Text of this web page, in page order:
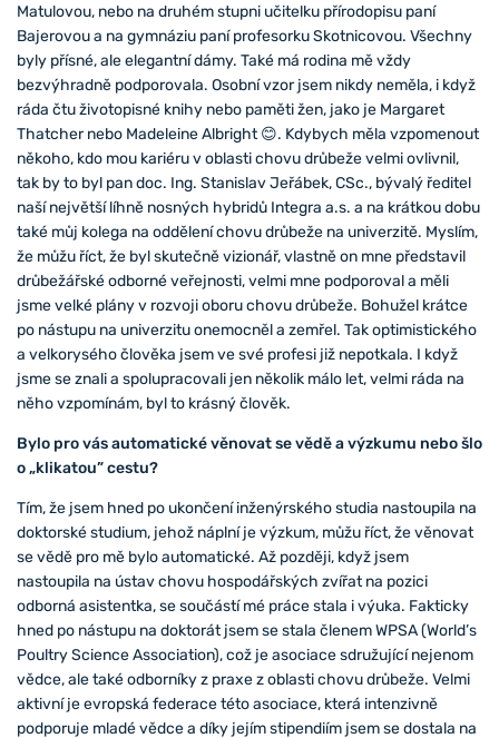
Matulovou, nebo na druhém stupni učitelku přírodopisu paní
Bajerovou a na gymnáziu paní profesorku Skotnicovou. Všechny
byly přísné, ale elegantní dámy. Také má rodina mě vždy
bezvýhradně podporovala. Osobní vzor jsem nikdy neměla, i když
ráda čtu životopisné knihy nebo paměti žen, jako je Margaret
Thatcher nebo Madeleine Albright 😊. Kdybych měla vzpomenout
někoho, kdo mou kariéru v oblasti chovu drůbeže velmi ovlivnil,
tak by to byl pan doc. Ing. Stanislav Jeřábek, CSc., bývalý ředitel
naší největší líhně nosných hybridů Integra a.s. a na krátkou dobu
také můj kolega na oddělení chovu drůbeže na univerzitě. Myslím,
že můžu říct, že byl skutečně vizionář, vlastně on mne představil
drůbežářské odborné veřejnosti, velmi mne podporoval a měli
jsme velké plány v rozvoji oboru chovu drůbeže. Bohužel krátce
po nástupu na univerzitu onemocněl a zemřel. Tak optimistického
a velkorysého člověka jsem ve své profesi již nepotkala. I když
jsme se znali a spolupracovali jen několik málo let, velmi ráda na
něho vzpomínám, byl to krásný člověk.
Bylo pro vás automatické věnovat se vědě a výzkumu nebo šlo
o „klikatou” cestu?
Tím, že jsem hned po ukončení inženýrského studia nastoupila na
doktorské studium, jehož náplní je výzkum, můžu říct, že věnovat
se vědě pro mě bylo automatické. Až později, když jsem
nastoupila na ústav chovu hospodářských zvířat na pozici
odborná asistentka, se součástí mé práce stala i výuka. Fakticky
hned po nástupu na doktorát jsem se stala členem WPSA (World’s
Poultry Science Association), což je asociace sdružující nejenom
vědce, ale také odborníky z praxe z oblasti chovu drůbeže. Velmi
aktivní je evropská federace této asociace, která intenzivně
podporuje mladé vědce a díky jejím stipendiím jsem se dostala na